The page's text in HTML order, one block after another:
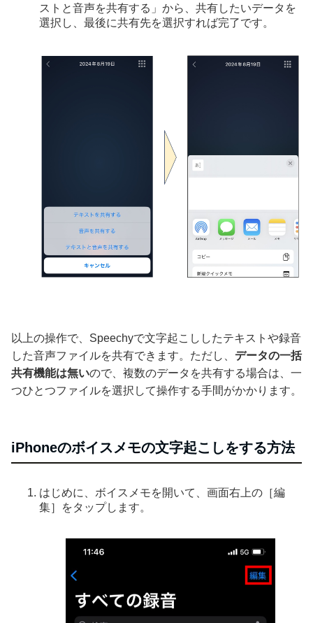
ストと音声を共有する」から、共有したいデータを
選択し、最後に共有先を選択すれば完了です。
以上の操作で、Speechyで文字起こししたテキストや録音
した音声ファイルを共有できます。ただし、 データの一括
共有機能は無いので、複数のデータを共有する場合は、一
つひとつファイルを選択して操作する手間がかかります。
iPhoneのボイスメモの文字起こしをする方法
はじめに、ボイスメモを開いて、画面右上の［編
集］をタップします。